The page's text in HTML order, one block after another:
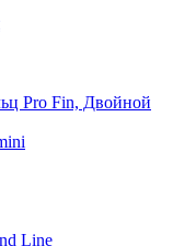
Pro Fin, Двойной
Line